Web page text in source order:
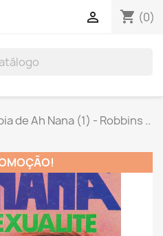
shopping_cart (0)

de Ah Nana (1) - Robbins ..